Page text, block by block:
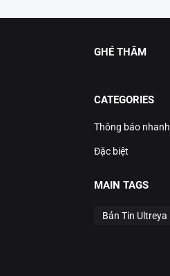
GHÉ THĂM
CATEGORIES
Thông báo nhanh
Đặc biệt
MAIN TAGS
Bản Tin Ultreya